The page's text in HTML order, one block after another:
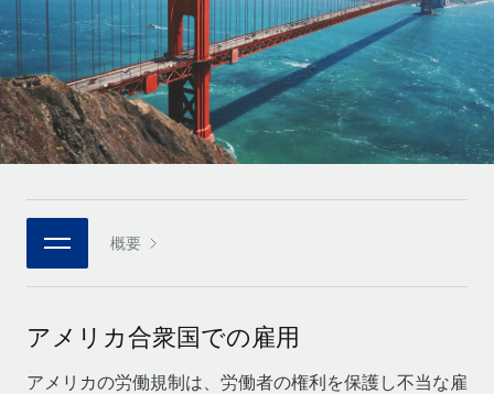
Remote統合
人事機能をワークフローにシームレスに統合する
プラットフォーム
チームのための人事の基本機能を内蔵
接続 新しい
当社のMCPを使用して、あらゆるAIツールをRemoteに接続
統合
基本的なビジネスツールを活用して業務プロセスを効率化す
ミッドマーケット
カスタマイズされた人事ソリューションでチームを拡大する
企業
大企業向けのグローバルHR
パートナーに登録
戦略的テクノロジーパートナー
グローバルな人事機能を柔軟に自社プラットフォームへ統合
当社とのパートナーシップの可能性を検討する
Remote Build
近日リリース予定
リサーチおよびガイド
活用事例
HR用語集
チェックリストおよびテンプレート
職務内容ライブラリ
ウェビナー
イベント
ニュースルーム
給与・人材情報
Español
Italiano
Português (Portugal)
日本語
한국어 概要
アメリカ合衆国での雇用
アメリカの労働規制は、労働者の権利を保護し不当な雇